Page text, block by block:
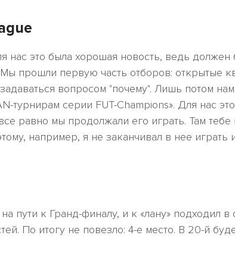
нас это была хорошая новость, ведь должен
прошли первую часть отборов: открытые
вопросом "почему". Лишь потом нам
турнирам серии FUT-Champions». Для нас
равно мы продолжали его играть. Там тебе
например, я не заканчивал в нее играть
пути к Гранд-финалу, и к «лану» подходил в
По итогу не повезло: 4-е место. В 20-й